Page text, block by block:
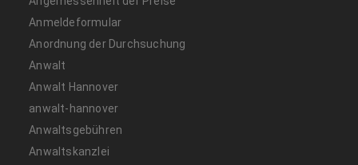
Anmeldeformular
Anordnung der Durchsuchung
Anwalt
Anwalt Hannover
anwalt-hannover
Anwaltsgebühren
Anwaltskanzlei